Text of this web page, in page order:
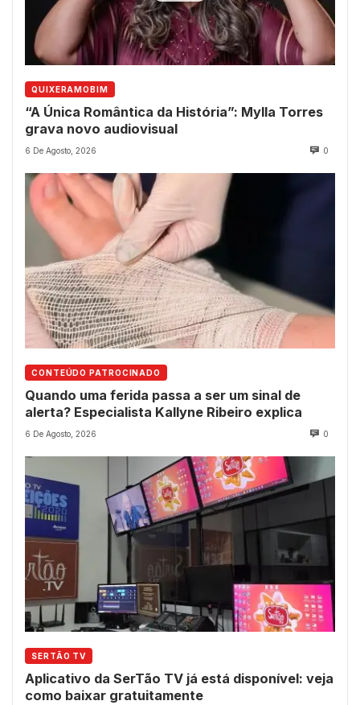
QUIXERAMOBIM
“A Única Romântica da História”: Mylla Torres
grava novo audiovisual
6 De Agosto, 2026 0
CONTEÚDO PATROCINADO
Quando uma ferida passa a ser um sinal de
alerta? Especialista Kallyne Ribeiro explica
6 De Agosto, 2026 0
SERTÃO TV
Aplicativo da SerTão TV já está disponível: veja
como baixar gratuitamente